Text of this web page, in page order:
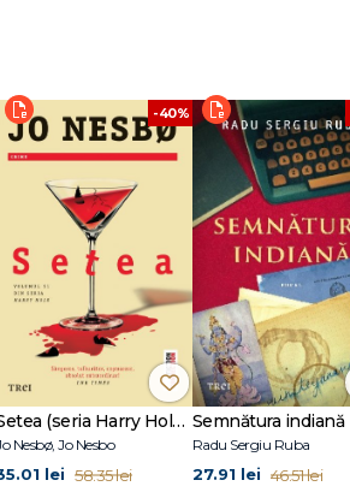
-40%
Setea (seria Harry Hole, vol. 11)
Nesbø, Jo Nesbo
lei 58.35 lei
Semnătura indiană
Radu Sergiu Ruba
27.91 lei 46.51 lei